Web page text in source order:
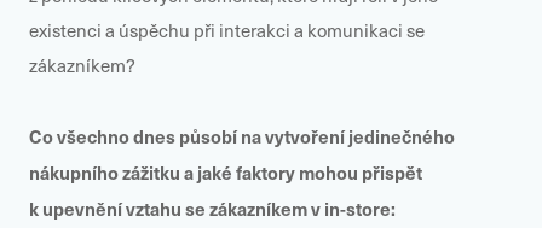
existenci a úspěchu při interakci a komunikaci se
zákazníkem?
Co všechno dnes působí na vytvoření jedinečného
nákupního zážitku a jaké faktory mohou přispět
k upevnění vztahu se zákazníkem v in-store: